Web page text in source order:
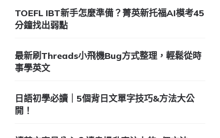
TOEFL IBT新手怎麼準備？菁英新托福AI模考45
分鐘找出弱點
最新刷Threads小飛機Bug方式整理，輕鬆從時
事學英文
日語初學必讀｜5個背日文單字技巧&方法大公
開！